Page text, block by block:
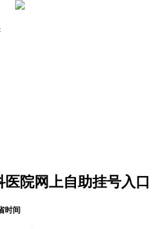
院网上自助挂号入口
时间